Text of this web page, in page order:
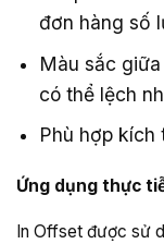
đơn hàng số
Màu sắc
có thể lệch
Phù hợp kích
Ứng dụng thực
In Offset được sử